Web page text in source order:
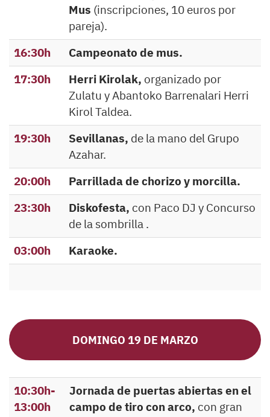
Mus (inscripciones, 10 euros por
pareja).
16:30h
Campeonato de mus.
17:30h
Herri Kirolak, organizado por
Zulatu y Abantoko Barrenalari Herri
Kirol Taldea.
19:30h
Sevillanas, de la mano del Grupo
Azahar.
20:00h
Parrillada de chorizo y morcilla.
23:30h
Diskofesta, con Paco DJ y Concurso
de la sombrilla .
03:00h
Karaoke.
DOMINGO 19 DE MARZO
10:30h-
13:00h
Jornada de puertas abiertas en el
campo de tiro con arco, con gran